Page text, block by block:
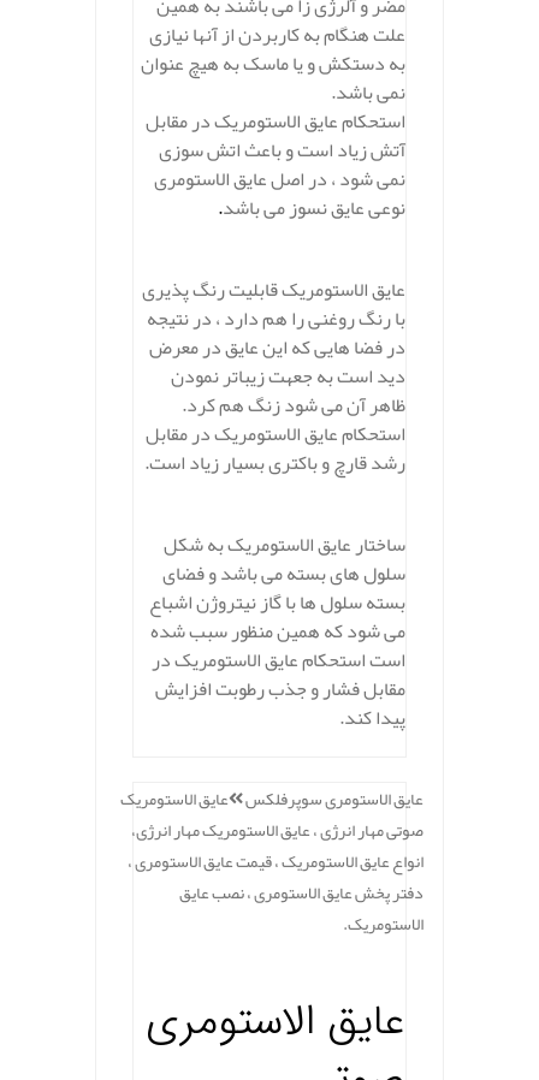
علت هنگام به کاربردن از آنها نیازی
به دستکش و یا ماسک به هیچ عنوان
نمی باشد.
استحکام عایق الاستومریک در مقابل
آتش زیاد است و باعث اتش سوزی
نمی شود ، در اصل عایق الاستومری
نوعی عایق نسوز می باشد.
عایق الاستومریک قابلیت رنگ پذیری
با رنگ روغنی را هم دارد ، در نتیجه
در فضا هایی که این عایق در معرض
دید است به جعهت زیباتر نمودن
ظاهر آن می شود زنگ هم کرد.
استحکام عایق الاستومریک در مقابل
رشد قارچ و باکتری بسیار زیاد است.
ساختار عایق الاستومریک به شکل
سلول های بسته می باشد و فضای
بسته سلول ها با گاز نیتروژن اشباع
می شود که همین منظور سبب شده
است استحکام عایق الاستومریک در
مقابل فشار و جذب رطوبت افزایش
پیدا کند.
عایق الاستومری سوپرفلکس عایق الاستومریک
صوتی مهار انرژی ، عایق الاستومریک مهار انرژی،
انواع عایق الاستومریک ، قیمت عایق الاستومری ،
دفتر پخش عایق الاستومری ، نصب عایق
الاستومریک.
عایق الاستومری